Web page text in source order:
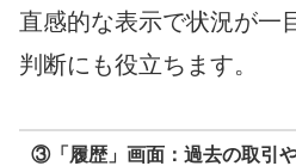
直感的な表示で状況が一
判断にも役立ちます。
③「履歴」画面：過去の取引